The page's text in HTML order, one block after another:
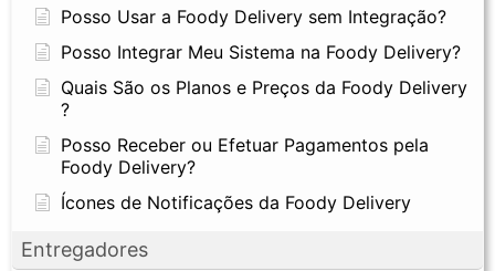
Posso Usar a Foody Delivery sem Integração?
Posso Integrar Meu Sistema na Foody Delivery?
Quais São os Planos e Preços da Foody Delivery
?
Posso Receber ou Efetuar Pagamentos pela
Foody Delivery?
Ícones de Notificações da Foody Delivery
Entregadores